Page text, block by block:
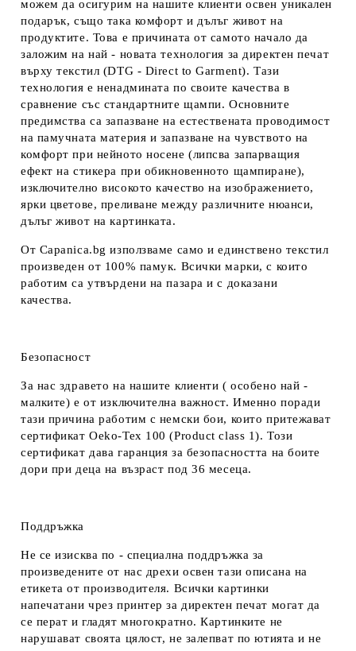
можем да осигурим на нашите клиенти освен уникален
подарък, също така комфорт и дълъг живот на
продуктите. Това е причината от самото начало да
заложим на най - новата технология за директен печат
върху текстил (DTG - Direct to Garment). Тази
технология е ненадмината по своите качества в
сравнение със стандартните щампи. Основните
предимства са запазване на естествената проводимост
на памучната материя и запазване на чувството на
комфорт при нейното носене (липсва запарващия
ефект на стикера при обикновенното щампиране),
изключително високото качество на изображението,
ярки цветове, преливане между различните нюанси,
дълъг живот на картинката.
От Capanica.bg използваме само и единствено текстил
произведен от 100% памук. Всички марки, с които
работим са утвърдени на пазара и с доказани
качества.
Безопасност
За нас здравето на нашите клиенти ( особено най -
малките) е от изключителна важност. Именно поради
тази причина работим с немски бои, които притежават
сертификат Oeko-Tex 100 (Product class 1). Този
сертификат дава гаранция за безопасността на боите
дори при деца на възраст под 36 месеца.
Поддръжка
Не се изисква по - специална поддръжка за
произведените от нас дрехи освен тази описана на
етикета от производителя. Всички картинки
напечатани чрез принтер за директен печат могат да
се перат и гладят многократно. Картинките не
нарушават своята цялост, не залепват по ютията и не